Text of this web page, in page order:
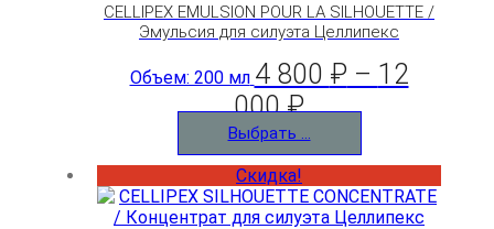
CELLIPEX EMULSION POUR LA SILHOUETTE /
Эмульсия для силуэта Целлипекс
Объем: 200 мл 4 800 ₽ – 12
000₽
Выбрать ...
Скидка!